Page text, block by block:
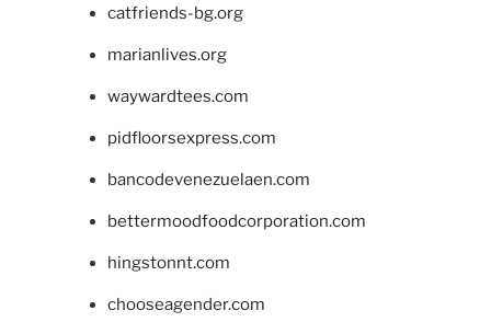
catfriends-bg.org
marianlives.org
waywardtees.com
pidfloorsexpress.com
bancodevenezuelaen.com
bettermoodfoodcorporation.com
hingstonnt.com
chooseagender.com